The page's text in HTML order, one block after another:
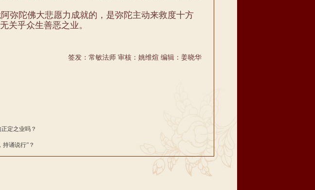
弥陀佛大悲愿力成就的，是弥陀主动来救度十方
关乎众生善恶之业。
签发：常敏法师 审核：姚维煊 编辑：姜晓华
定之业吗？
持诵说行”？